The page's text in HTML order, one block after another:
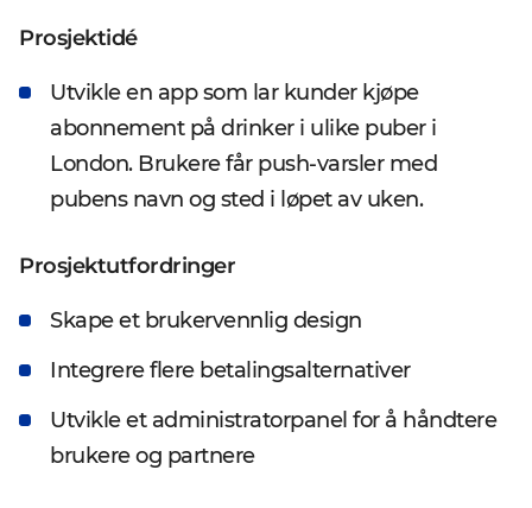
Prosjektidé
Utvikle en app som lar kunder kjøpe
abonnement på drinker i ulike puber i
London. Brukere får push-varsler med
pubens navn og sted i løpet av uken.
Prosjektutfordringer
Skape et brukervennlig design
Integrere flere betalingsalternativer
Utvikle et administratorpanel for å håndtere
brukere og partnere